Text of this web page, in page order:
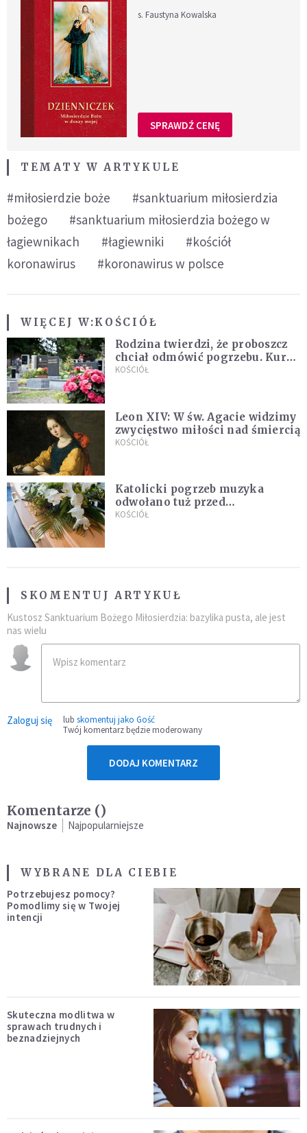
s. Faustyna Kowalska
SPRAWDŹ CENĘ
TEMATY W ARTYKULE
#miłosierdzie boże
#sanktuarium miłosierdzia
bożego
#sanktuarium miłosierdzia bożego w
łagiewnikach
#łagiewniki
#kościół
koronawirus
#koronawirus w polsce
WIĘCEJ W:KOŚCIÓŁ
Rodzina twierdzi, że proboszcz
chciał odmówić pogrzebu. Kuria
zapowiada wyjaśnienia
KOŚCIÓŁ
Leon XIV: W św. Agacie widzimy
zwycięstwo miłości nad śmiercią
KOŚCIÓŁ
Katolicki pogrzeb muzyka
odwołano tuż przed
uroczystością. Powodem była
KOŚCIÓŁ
SKOMENTUJ ARTYKUŁ
Kustosz Sanktuarium Bożego Miłosierdzia: bazylika pusta, ale jest
nas wielu
Zaloguj się lub skomentuj jako Gość
Twój komentarz będzie moderowany
DODAJ KOMENTARZ
Komentarze ()
Najnowsze Najpopularniejsze
WYBRANE DLA CIEBIE
Potrzebujesz pomocy?
Pomodlimy się w Twojej
intencji
Skuteczna modlitwa w
sprawach trudnych i
beznadziejnych